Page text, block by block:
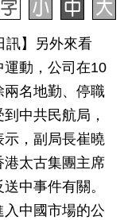
訊】另外來看
動，公司在10
兩名地勤、停職
中共民航局，
示，副局長崔曉
太古集團主席
中事件有關。
入中國市場的公